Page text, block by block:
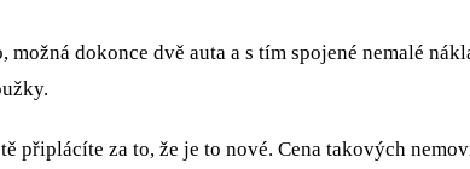
dokonce dvě auta a s tím spojené nemalé
připlácíte za to, že je to nové. Cena takových